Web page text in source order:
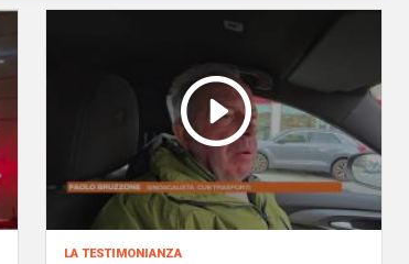
la testimonianza